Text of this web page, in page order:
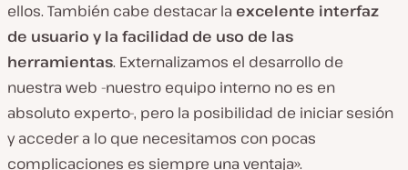
ellos. También cabe destacar la excelente interfaz
de usuario y la facilidad de uso de las
herramientas. Externalizamos el desarrollo de
nuestra web -nuestro equipo interno no es en
absoluto experto-, pero la posibilidad de iniciar sesión
y acceder a lo que necesitamos con pocas
complicaciones es siempre una ventaja».